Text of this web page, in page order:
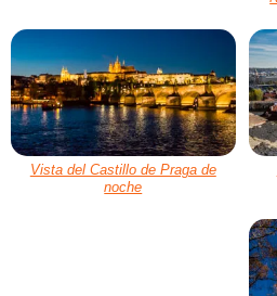
Vista del Castillo de Praga de
noche